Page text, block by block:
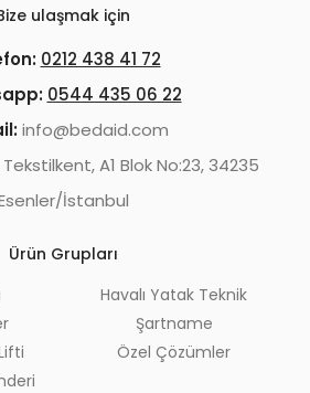
ulaşmak için
0212 438 41 72
0544 435 06 22
info@bedaid.com
A1 Blok No:23, 34235
İstanbul
Ürün Grupları
Havalı Yatak Teknik
Şartname
Özel Çözümler